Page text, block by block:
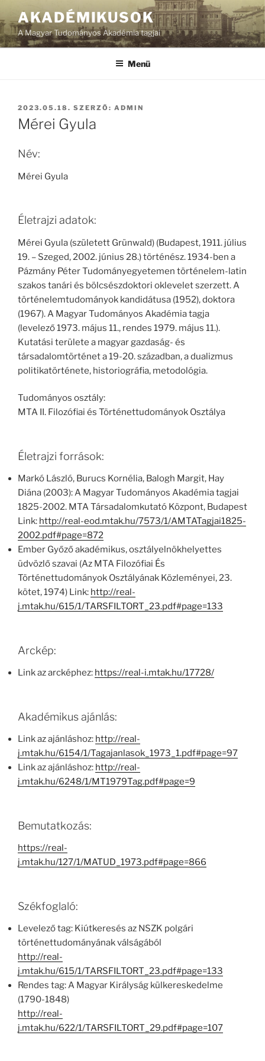
AKADÉMIKUSOK
A Magyar Tudományos Akadémia tagjai
Menü
BEKÜLDVE:
2023.05.18. SZERZŐ: ADMIN
Mérei Gyula
Név:
Mérei Gyula
Életrajzi adatok:
Mérei Gyula (született Grünwald) (Budapest, 1911. július
19. – Szeged, 2002. június 28.) történész. 1934-ben a
Pázmány Péter Tudományegyetemen történelem-latin
szakos tanári és bölcsészdoktori oklevelet szerzett. A
történelemtudományok kandidátusa (1952), doktora
(1967). A Magyar Tudományos Akadémia tagja
(levelező 1973. május 11., rendes 1979. május 11.).
Kutatási területe a magyar gazdaság- és
társadalomtörténet a 19-20. században, a dualizmus
politikatörténete, historiográfia, metodológia.
Tudományos osztály:
MTA II. Filozófiai és Történettudományok Osztálya
Életrajzi források:
Markó László, Burucs Kornélia, Balogh Margit, Hay
Diána (2003): A Magyar Tudományos Akadémia tagjai
1825-2002. MTA Társadalomkutató Központ, Budapest
Link: http://real-eod.mtak.hu/7573/1/AMTATagjai1825-
2002.pdf#page=872
Ember Győző akadémikus, osztályelnökhelyettes
üdvözlő szavai (Az MTA Filozófiai És
Történettudományok Osztályának Közleményei, 23.
kötet, 1974) Link: http://real-
j.mtak.hu/615/1/TARSFILTORT_23.pdf#page=133
Arckép:
Link az arcképhez: https://real-i.mtak.hu/17728/
Akadémikus ajánlás:
Link az ajánláshoz: http://real-
j.mtak.hu/6154/1/Tagajanlasok_1973_1.pdf#page=97
Link az ajánláshoz: http://real-
j.mtak.hu/6248/1/MT1979Tag.pdf#page=9
Bemutatkozás:
https://real-
j.mtak.hu/127/1/MATUD_1973.pdf#page=866
Székfoglaló:
Levelező tag: Kiútkeresés az NSZK polgári
történettudományának válságából
http://real-
j.mtak.hu/615/1/TARSFILTORT_23.pdf#page=133
Rendes tag: A Magyar Királyság külkereskedelme
(1790-1848)
http://real-
j.mtak.hu/622/1/TARSFILTORT_29.pdf#page=107